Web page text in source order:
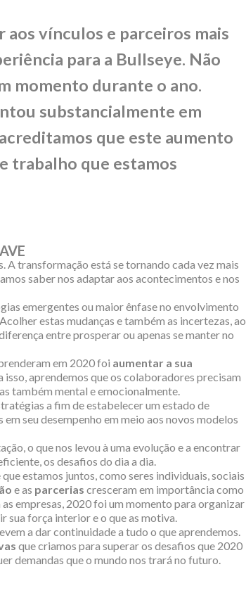
aos vínculos e parceiros mais
para a Bullseye. Não
momento durante o ano.
substancialmente em
que este aumento
trabalho que estamos
A transformação está se tornando cada vez mais
saber nos adaptar aos acontecimentos e nos
emergentes ou maior ênfase no envolvimento
estas mudanças e também as incertezas, ao
entre prosperar ou apenas se manter no
em 2020 foi aumentar a sua
isso, aprendemos que os colaboradores precisam
também mental e emocionalmente.
a fim de estabelecer um estado de
seu desempenho em meio aos novos modelos
o que nos levou à uma evolução e a encontrar
os desafios do dia a dia.
estamos juntos, como seres individuais, sociais
e as parcerias cresceram em importância como
empresas, 2020 foi um momento para organizar
sua força interior e o que as motiva.
a dar continuidade a tudo o que aprendemos.
que criamos para superar os desafios que 2020
demandas que o mundo nos trará no futuro.